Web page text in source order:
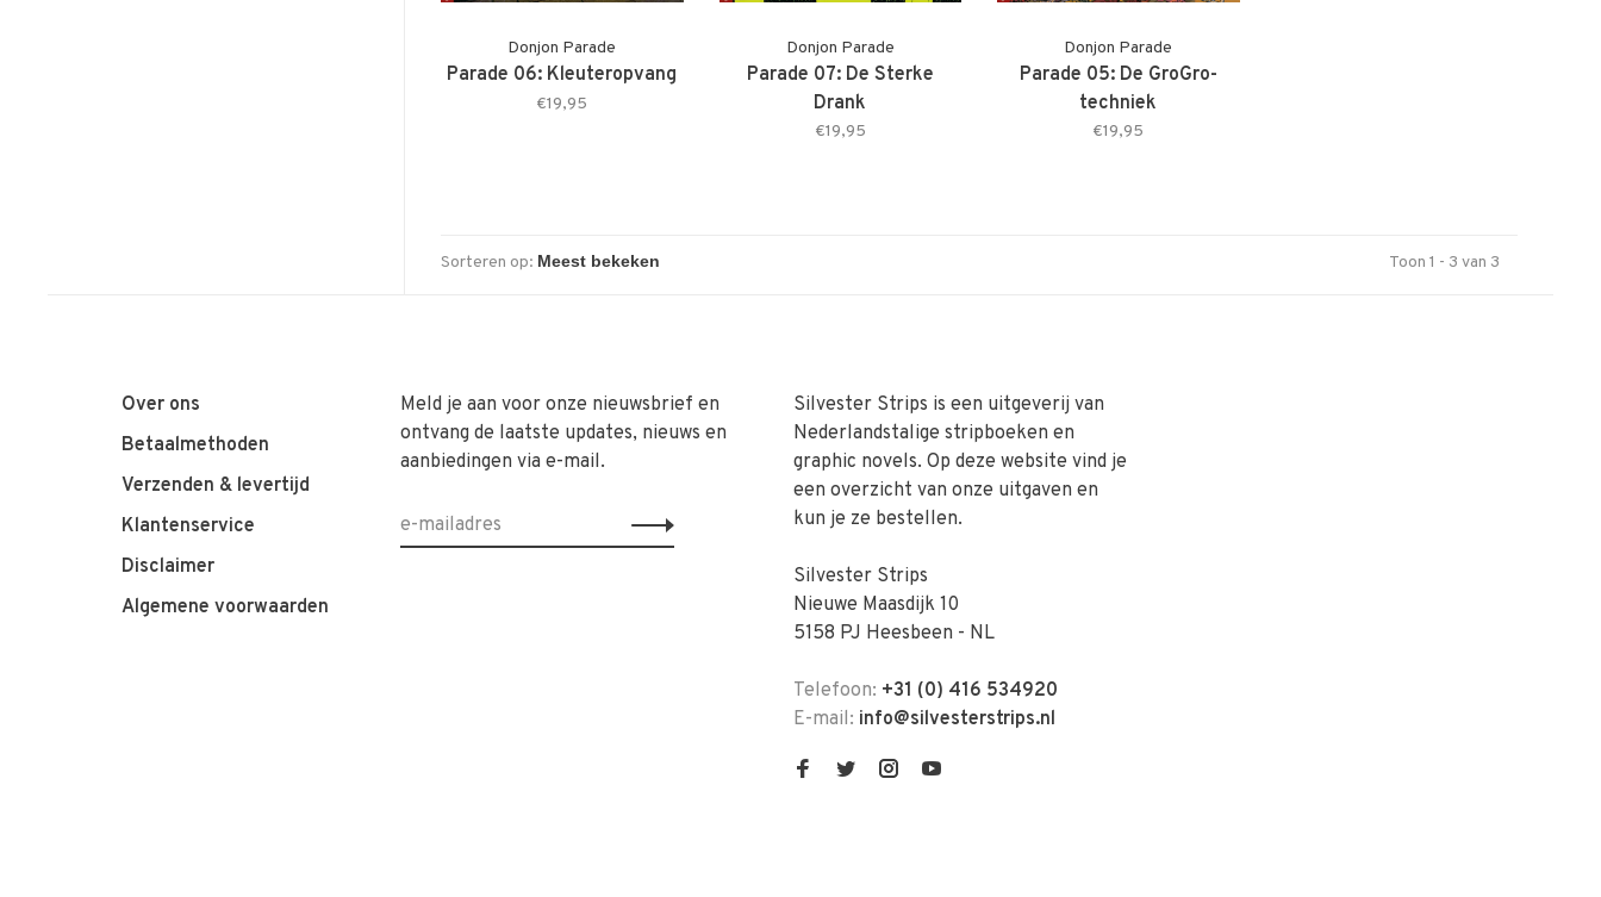
Donjon Parade
Parade 06: Kleuteropvang
€19,95
Donjon Parade
Parade 07: De Sterke
Drank
€19,95
Donjon Parade
Parade 05: De GroGro-
techniek
€19,95
Sorteren op: Toon 1 - 3 van 3
Over ons
Betaalmethoden
Verzenden & levertijd
Klantenservice
Disclaimer
Algemene voorwaarden
Meld je aan voor onze nieuwsbrief en
ontvang de laatste updates, nieuws en
aanbiedingen via e-mail.
Silvester Strips is een uitgeverij van
Nederlandstalige stripboeken en
graphic novels. Op deze website vind je
een overzicht van onze uitgaven en
kun je ze bestellen.
Silvester Strips
Nieuwe Maasdijk 10
5158 PJ Heesbeen - NL
Telefoon: +31 (0) 416 534920
E-mail: info@silvesterstrips.nl